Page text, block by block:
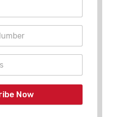
Now